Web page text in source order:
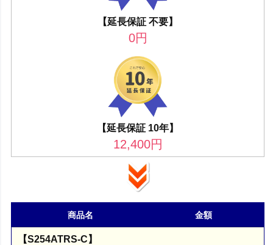
【延長保証 不要】
0円
【延長保証 10年】
12,400円
商品名 金額
【S254ATRS-C】